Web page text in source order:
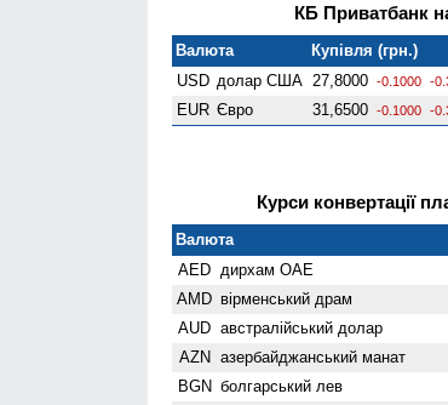
КБ Приватбанк
Валюта Купівля (грн.)
USD долар США 27,8000 -0.1000 -
EUR Євро 31,6500 -0.1000 -
Курси конвертації
Валюта
AED дирхам ОАЕ
AMD вiрменський драм
AUD австралійський долар
AZN азербайджанський манат
BGN болгарський лев